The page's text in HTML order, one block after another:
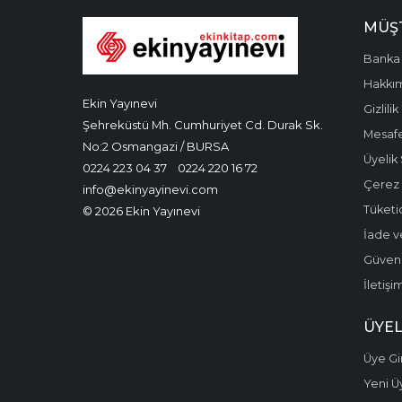
Ekin Yayınevi
Şehreküstü Mh. Cumhuriyet Cd. Durak Sk.
No:2 Osmangazi / BURSA
0224 223 04 37
0224 220 16 72
info@ekinyayinevi.com
© 2026 Ekin Yayınevi
Banka
Gizlilik
Üyelik
Çerez
İade
Üye
Yeni